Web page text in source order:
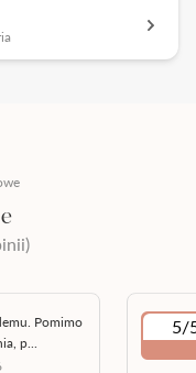
Pomimo
p...
5/